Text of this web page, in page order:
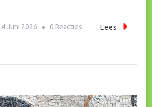
Juni 2026 0 Reacties
Hier,
Lees